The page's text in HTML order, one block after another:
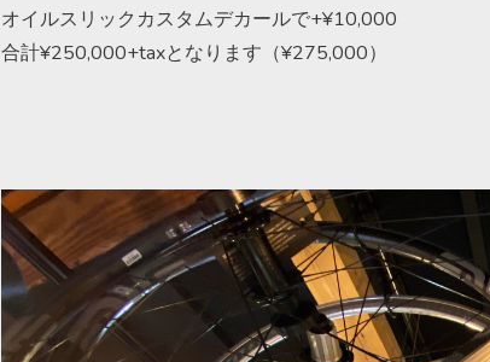
オイルスリックカスタムデカールで+¥10,000
合計¥250,000+taxとなります（¥275,000）